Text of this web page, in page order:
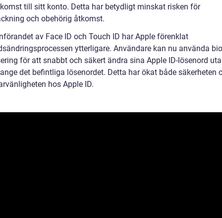
till sitt konto. Detta har betydligt minskat risken för
och obehörig åtkomst.
av Face ID och Touch ID har Apple förenklat
ytterligare. Användare kan nu använda
för att snabbt och säkert ändra sina Apple ID-lösenord
det befintliga lösenordet. Detta har ökat både säkerheten
hos Apple ID.